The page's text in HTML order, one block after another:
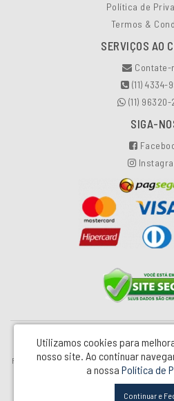
Política de
Termos &
SERVIÇOS AO
Contate-
(11) 4334-
(11)
SIGA-
Industrial e Comercial Pretty Glass
Rua Monteiro Lobato, 86 – Jd Silvina - São
Pretty Jet ©
Utilizamos cookies para
nosso site. Ao continuar
a nossa Política de
Continuar e